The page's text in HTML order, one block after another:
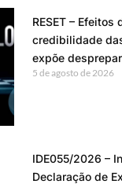
RESET – Efeitos
credibilidade
expõe
5 de agosto de 2026
IDE055/2026 –
Declaração de